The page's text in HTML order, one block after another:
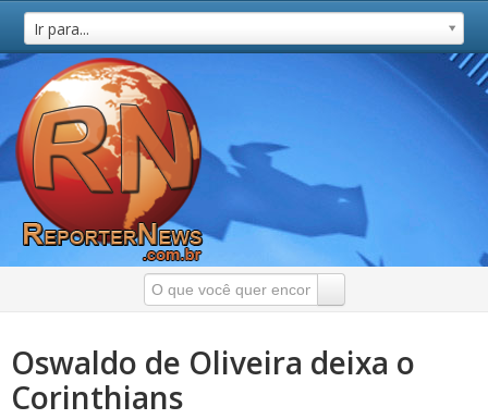
Ir para...
Oswaldo de Oliveira deixa o
Corinthians